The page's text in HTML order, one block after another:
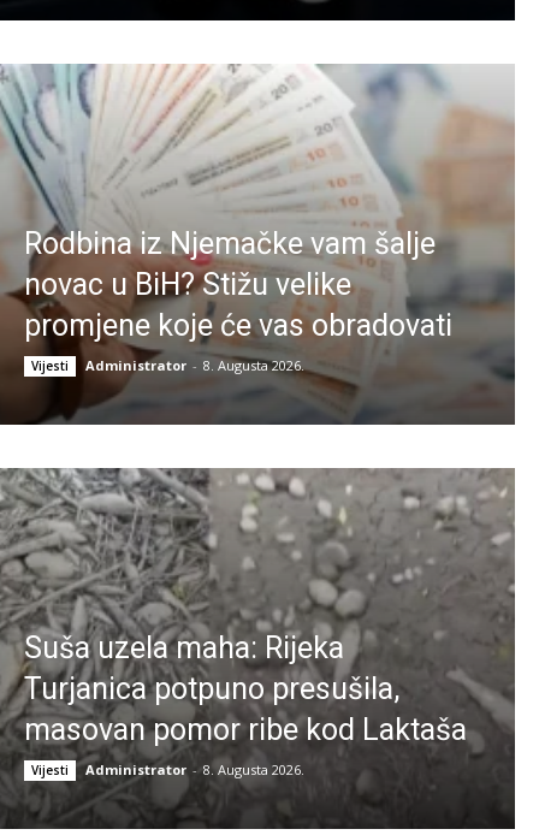
Rodbina iz Njemačke vam šalje
novac u BiH? Stižu velike
promjene koje će vas obradovati
Vijesti Administrator - 8. Augusta 2026.
Suša uzela maha: Rijeka
Turjanica potpuno presušila,
masovan pomor ribe kod Laktaša
Vijesti Administrator - 8. Augusta 2026.